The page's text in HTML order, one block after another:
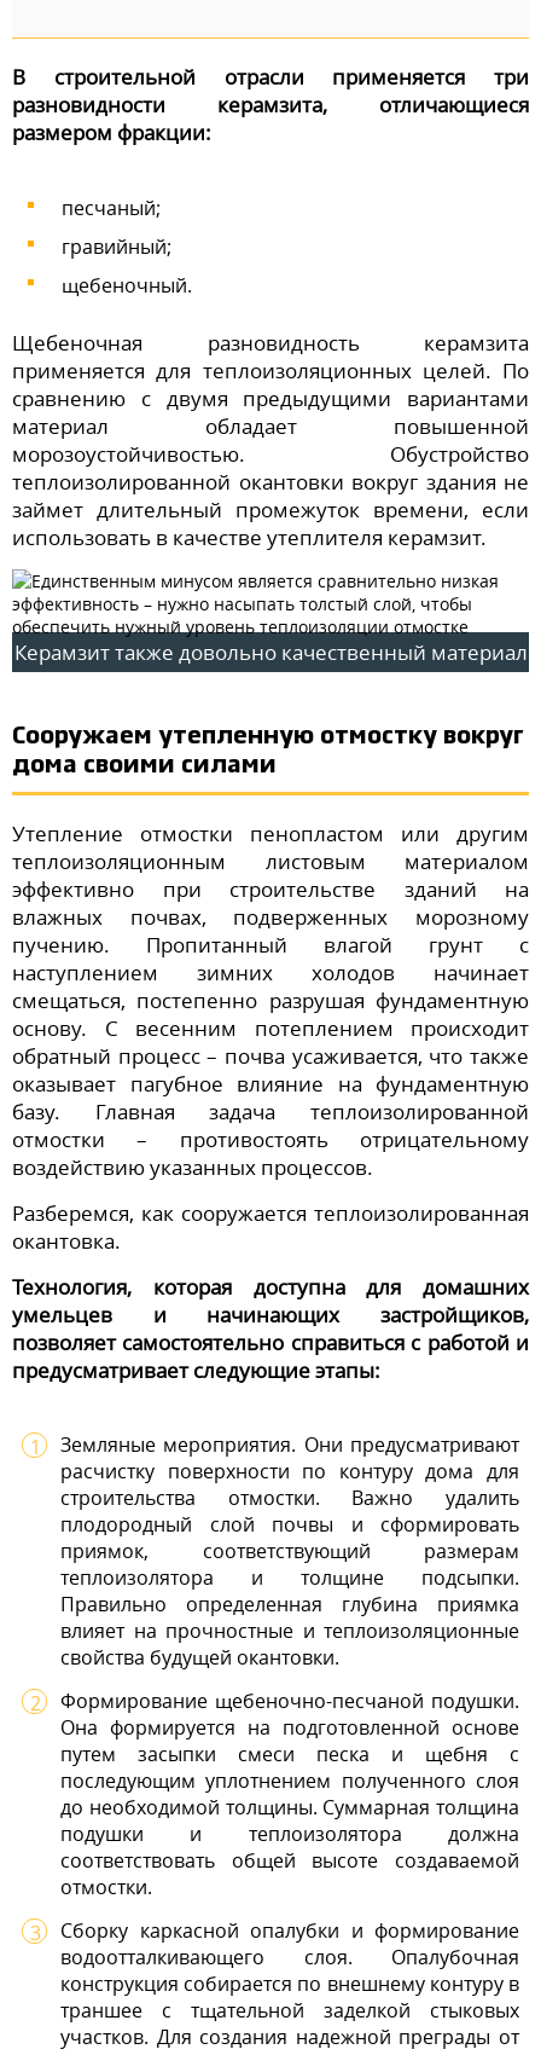
В строительной отрасли применяется три
разновидности керамзита, отличающиеся
размером фракции:
песчаный;
гравийный;
щебеночный.
Щебеночная разновидность керамзита
применяется для теплоизоляционных целей. По
сравнению с двумя предыдущими вариантами
материал обладает повышенной
морозоустойчивостью. Обустройство
теплоизолированной окантовки вокруг здания не
займет длительный промежуток времени, если
использовать в качестве утеплителя керамзит.
Керамзит также довольно качественный материал
Сооружаем утепленную отмостку вокруг
дома своими силами
Утепление отмостки пенопластом или другим
теплоизоляционным листовым материалом
эффективно при строительстве зданий на
влажных почвах, подверженных морозному
пучению. Пропитанный влагой грунт с
наступлением зимних холодов начинает
смещаться, постепенно разрушая фундаментную
основу. С весенним потеплением происходит
обратный процесс – почва усаживается, что также
оказывает пагубное влияние на фундаментную
базу. Главная задача теплоизолированной
отмостки – противостоять отрицательному
воздействию указанных процессов.
Разберемся, как сооружается теплоизолированная
окантовка.
Технология, которая доступна для домашних
умельцев и начинающих застройщиков,
позволяет самостоятельно справиться с работой и
предусматривает следующие этапы:
Земляные мероприятия. Они предусматривают
расчистку поверхности по контуру дома для
строительства отмостки. Важно удалить
плодородный слой почвы и сформировать
приямок, соответствующий размерам
теплоизолятора и толщине подсыпки.
Правильно определенная глубина приямка
влияет на прочностные и теплоизоляционные
свойства будущей окантовки.
Формирование щебеночно-песчаной подушки.
Она формируется на подготовленной основе
путем засыпки смеси песка и щебня с
последующим уплотнением полученного слоя
до необходимой толщины. Суммарная толщина
подушки и теплоизолятора должна
соответствовать общей высоте создаваемой
отмостки.
Сборку каркасной опалубки и формирование
водоотталкивающего слоя. Опалубочная
конструкция собирается по внешнему контуру в
траншее с тщательной заделкой стыковых
участков. Для создания надежной преграды от